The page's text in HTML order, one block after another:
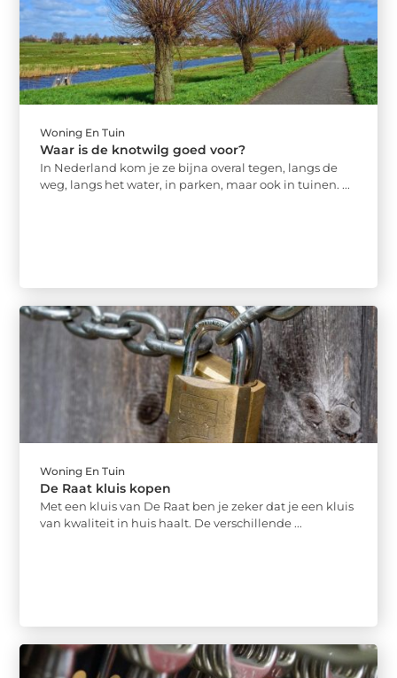
Woning En Tuin
Waar is de knotwilg goed voor?
In Nederland kom je ze bijna overal tegen, langs de
weg, langs het water, in parken, maar ook in tuinen. ...
Woning En Tuin
De Raat kluis kopen
Met een kluis van De Raat ben je zeker dat je een kluis
van kwaliteit in huis haalt. De verschillende ...